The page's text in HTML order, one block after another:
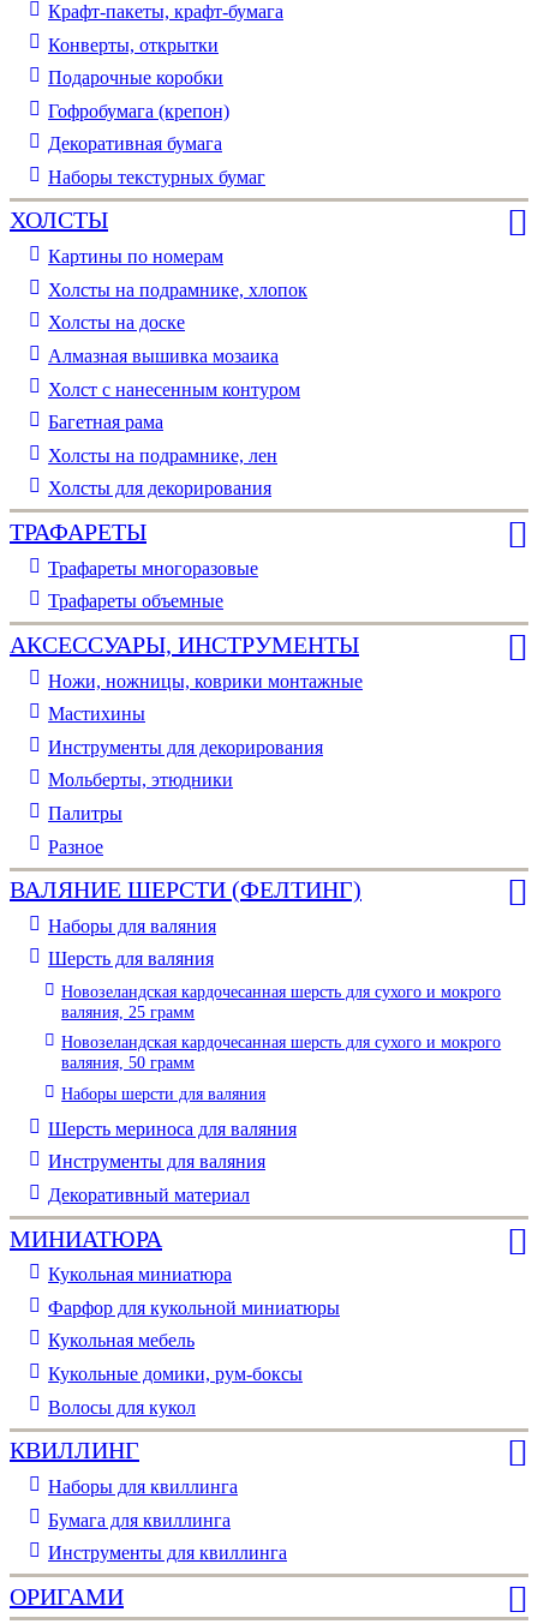
Крафт-пакеты, крафт-бумага
Конверты, открытки
Подарочные коробки
Гофробумага (крепон)
Декоративная бумага
Наборы текстурных бумаг
ХОЛСТЫ
Картины по номерам
Холсты на подрамнике, хлопок
Холсты на доске
Алмазная вышивка мозаика
Холст с нанесенным контуром
Багетная рама
Холсты на подрамнике, лен
Холсты для декорирования
ТРАФАРЕТЫ
Трафареты многоразовые
Трафареты объемные
АКСЕССУАРЫ, ИНСТРУМЕНТЫ
Ножи, ножницы, коврики монтажные
Мастихины
Инструменты для декорирования
Мольберты, этюдники
Палитры
Разное
ВАЛЯНИЕ ШЕРСТИ (ФЕЛТИНГ)
Наборы для валяния
Шерсть для валяния
Новозеландская кардочесанная шерсть для сухого и мокрого
валяния, 25 грамм
Новозеландская кардочесанная шерсть для сухого и мокрого
валяния, 50 грамм
Наборы шерсти для валяния
Шерсть мериноса для валяния
Инструменты для валяния
Декоративный материал
МИНИАТЮРА
Кукольная миниатюра
Фарфор для кукольной миниатюры
Кукольная мебель
Кукольные домики, рум-боксы
Волосы для кукол
КВИЛЛИНГ
Наборы для квиллинга
Бумага для квиллинга
Инструменты для квиллинга
ОРИГАМИ